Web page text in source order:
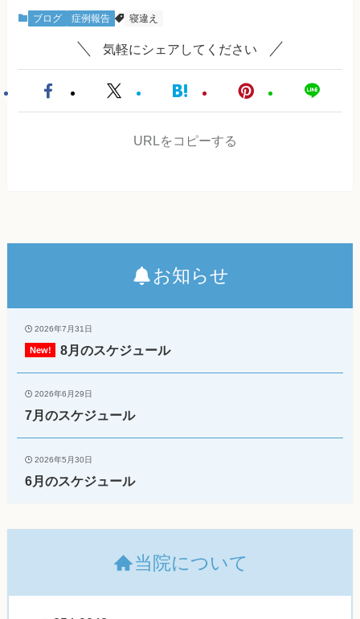
ブログ 症例報告 寝違え
気軽にシェアしてください
URLをコピーする
お知らせ
2026年7月31日
8月のスケジュール
2026年6月29日
7月のスケジュール
2026年5月30日
6月のスケジュール
当院について